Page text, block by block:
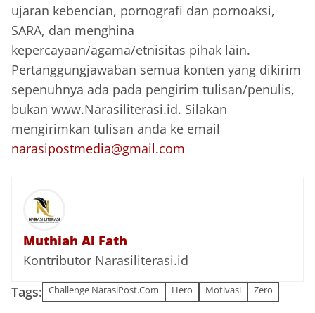
ujaran kebencian, pornografi dan pornoaksi,
SARA, dan menghina
kepercayaan/agama/etnisitas pihak lain.
Pertanggungjawaban semua konten yang dikirim
sepenuhnya ada pada pengirim tulisan/penulis,
bukan www.Narasiliterasi.id. Silakan
mengirimkan tulisan anda ke email
narasipostmedia@gmail.com
Muthiah Al Fath
Kontributor Narasiliterasi.id
Tags: Challenge NarasiPost.Com Hero Motivasi Zero